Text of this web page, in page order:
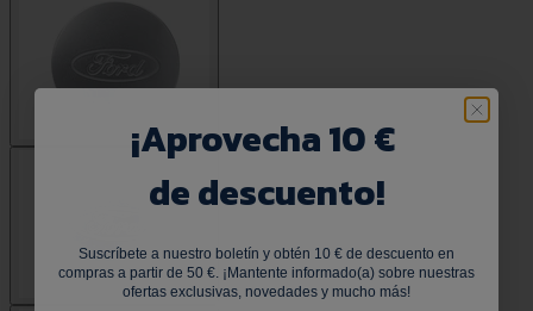
¡Aprovecha 10 €
de descuento!
Suscríbete a nuestro boletín y obtén 10 € de descuento en
compras a partir de 50 €. ¡Mantente informado(a) sobre nuestras
ofertas exclusivas, novedades y mucho más!